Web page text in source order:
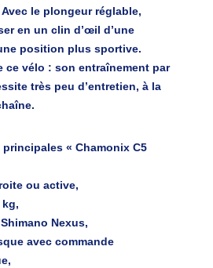
Avec le plongeur réglable,
en un clin d’œil d’une
position plus sportive.
ce vélo : son entraînement par
très peu d’entretien, à la
« Chamonix C5
ou active,
kg,
Nexus,
avec commande